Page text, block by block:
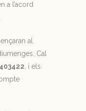
a l’acord
al
Cal
, i els